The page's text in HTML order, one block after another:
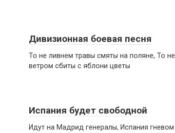
Дивизионная боевая песня
То не ливнем травы смяты на поляне, То не
ветром сбиты с яблони цветы
Испания будет свободной
Идут на Мадрид генералы, Испания гневом